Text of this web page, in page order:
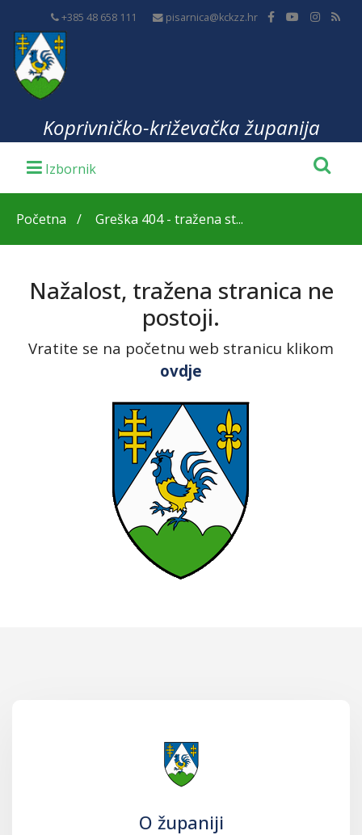
+385 48 658 111 pisarnica@kckzz.hr
Koprivničko-križevačka županija
Početna Greška 404 - tražena st...
Nažalost, tražena stranica ne
postoji.
Vratite se na početnu web stranicu klikom
ovdje
O županiji